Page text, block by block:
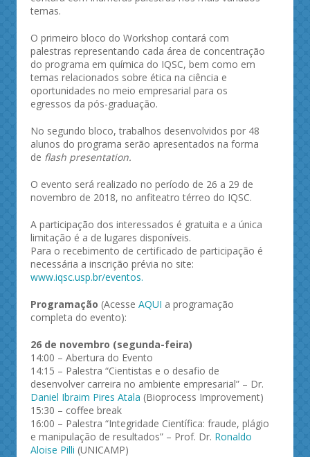
temas.
O primeiro bloco do Workshop contará com
palestras representando cada área de concentração
do programa em química do IQSC, bem como em
temas relacionados sobre ética na ciência e
oportunidades no meio empresarial para os
egressos da pós-graduação.
No segundo bloco, trabalhos desenvolvidos por 48
alunos do programa serão apresentados na forma
de flash presentation.
O evento será realizado no período de 26 a 29 de
novembro de 2018, no anfiteatro térreo do IQSC.
A participação dos interessados é gratuita e a única
limitação é a de lugares disponíveis.
Para o recebimento de certificado de participação é
necessária a inscrição prévia no site:
www.iqsc.usp.br/eventos.
Programação (Acesse AQUI a programação
completa do evento):
26 de novembro (segunda-feira)
14:00 – Abertura do Evento
14:15 – Palestra “Cientistas e o desafio de
desenvolver carreira no ambiente empresarial” – Dr.
Daniel Ibraim Pires Atala (Bioprocess Improvement)
15:30 – coffee break
16:00 – Palestra “Integridade Científica: fraude, plágio
e manipulação de resultados” – Prof. Dr. Ronaldo
Aloise Pilli (UNICAMP)